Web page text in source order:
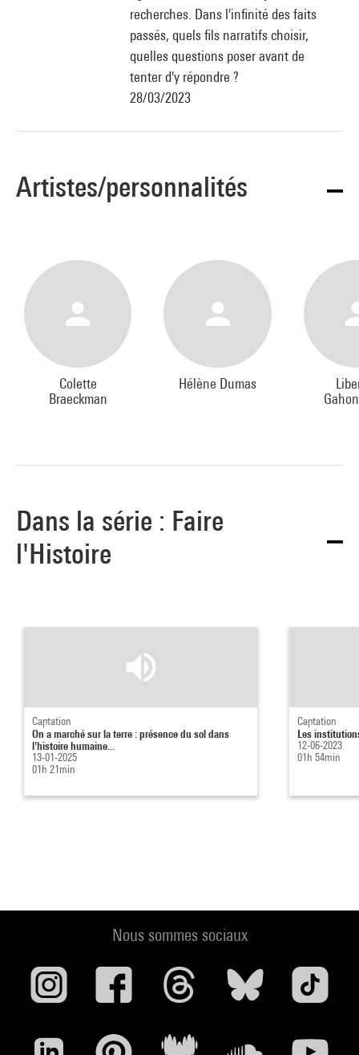
recherches. Dans l'infinité des faits
passés, quels fils narratifs choisir,
quelles questions poser avant de
tenter d'y répondre ?
28/03/2023
Artistes/personnalités
Colette
Braeckman
Hélène Dumas
Dans la série : Faire
l'Histoire
Captation
On a marché sur la terre : présence du sol dans
l'histoire humaine...
13-01-2025
01h 21min
Captation
Les
12-06-2023
01h 54min
Nous sommes sociaux